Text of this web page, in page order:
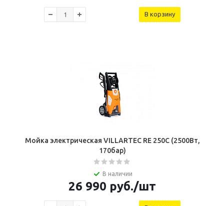
В корзину
Мойка электрическая VILLARTEC RE 250C (2500Вт,
170бар)
В наличии
26 990 руб./шт